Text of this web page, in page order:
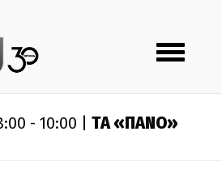
Toggle
navigation
- 10:00 | ΤA «ΠΑΝΟ»